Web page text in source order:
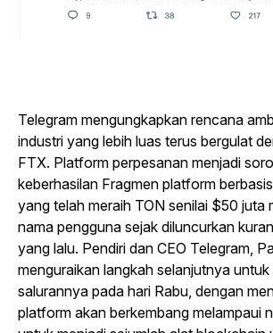
Telegram mengungkapkan rencana
industri yang lebih luas terus bergulat
FTX. Platform perpesanan menjadi
keberhasilan Fragmen platform
yang telah meraih TON senilai $50 juta
nama pengguna sejak diluncurkan
yang lalu. Pendiri dan CEO Telegram,
menguraikan langkah selanjutnya
salurannya pada hari Rabu, dengan
platform akan berkembang melampaui